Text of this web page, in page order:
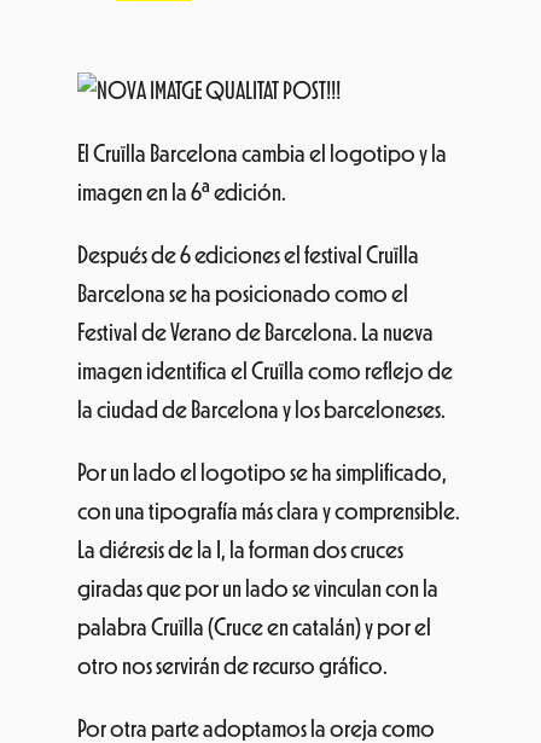
El Cruïlla Barcelona cambia el logotipo y la
imagen en la 6ª edición.
Después de 6 ediciones el festival Cruïlla
Barcelona se ha posicionado como el
Festival de Verano de Barcelona. La nueva
imagen identifica el Cruïlla como reflejo de
la ciudad de Barcelona y los barceloneses.
Por un lado el logotipo se ha simplificado,
con una tipografía más clara y comprensible.
La diéresis de la I, la forman dos cruces
giradas que por un lado se vinculan con la
palabra Cruïlla (Cruce en catalán) y por el
otro nos servirán de recurso gráfico.
Por otra parte adoptamos la oreja como